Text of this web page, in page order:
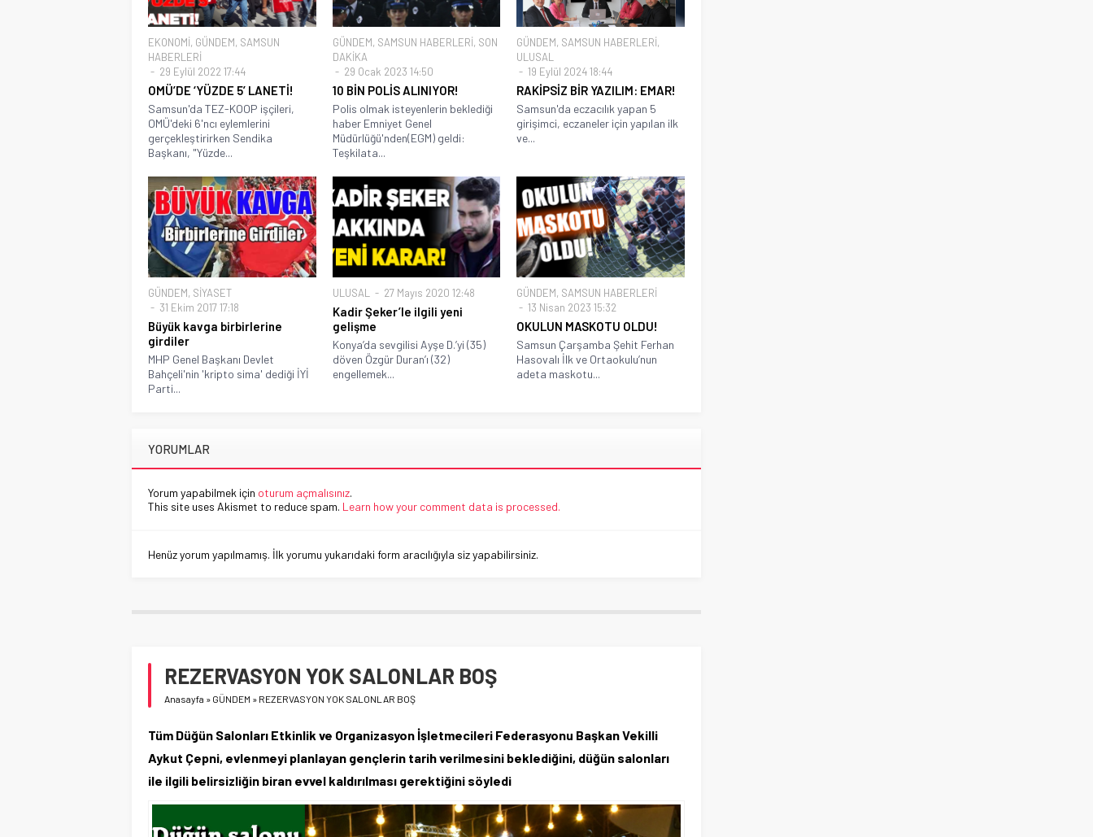
EKONOMİ, GÜNDEM, SAMSUN
HABERLERİ
29 Eylül 2022 17:44
OMÜ’DE ‘YÜZDE 5’ LANETİ!
Samsun'da TEZ-KOOP işçileri,
OMÜ'deki 6'ncı eylemlerini
gerçekleştirirken Sendika
Başkanı, "Yüzde...
GÜNDEM, SAMSUN HABERLERİ, SON
DAKİKA
29 Ocak 2023 14:50
10 BİN POLİS ALINIYOR!
Polis olmak isteyenlerin beklediği
haber Emniyet Genel
Müdürlüğü'nden(EGM) geldi:
Teşkilata...
GÜNDEM, SAMSUN HABERLERİ,
ULUSAL
19 Eylül 2024 18:44
RAKİPSİZ BİR YAZILIM: EMAR!
Samsun'da eczacılık yapan 5
girişimci, eczaneler için yapılan ilk
ve...
GÜNDEM, SİYASET
31 Ekim 2017 17:18
Büyük kavga birbirlerine
girdiler
MHP Genel Başkanı Devlet
Bahçeli'nin 'kripto sima' dediği İYİ
Parti...
ULUSAL 27 Mayıs 2020 12:48
Kadir Şeker’le ilgili yeni
gelişme
Konya’da sevgilisi Ayşe D.’yi (35)
döven Özgür Duran’ı (32)
engellemek...
GÜNDEM, SAMSUN HABERLERİ
13 Nisan 2023 15:32
OKULUN MASKOTU OLDU!
Samsun Çarşamba Şehit Ferhan
Hasovalı İlk ve Ortaokulu’nun
adeta maskotu...
YORUMLAR
Yorum yapabilmek için oturum açmalısınız.
This site uses Akismet to reduce spam. Learn how your comment data is processed.
Henüz yorum yapılmamış. İlk yorumu yukarıdaki form aracılığıyla siz yapabilirsiniz.
REZERVASYON YOK SALONLAR BOŞ
Anasayfa » GÜNDEM » REZERVASYON YOK SALONLAR BOŞ
Tüm Düğün Salonları Etkinlik ve Organizasyon İşletmecileri Federasyonu Başkan Vekilli
Aykut Çepni, evlenmeyi planlayan gençlerin tarih verilmesini beklediğini, düğün salonları
ile ilgili belirsizliğin biran evvel kaldırılması gerektiğini söyledi